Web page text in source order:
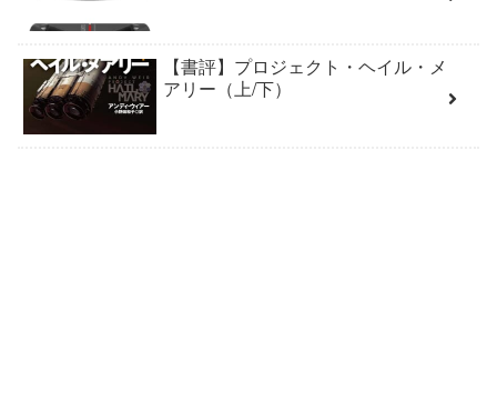
【書評】プロジェクト・ヘイル・メ
アリー（上/下）